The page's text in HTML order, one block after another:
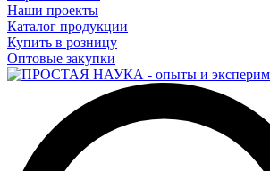
Наши проекты
Каталог продукции
Купить в розницу
Оптовые закупки